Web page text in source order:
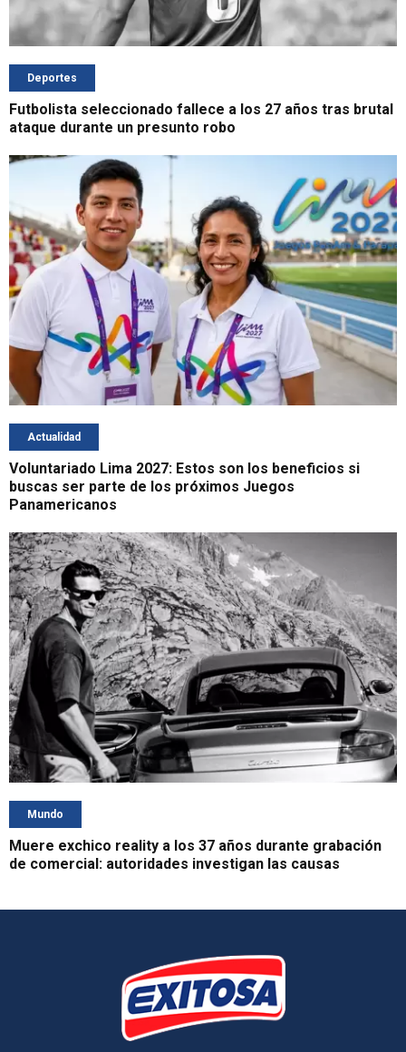
Deportes
Futbolista seleccionado fallece a los 27 años tras brutal
ataque durante un presunto robo
Actualidad
Voluntariado Lima 2027: Estos son los beneficios si
buscas ser parte de los próximos Juegos
Panamericanos
Mundo
Muere exchico reality a los 37 años durante grabación
de comercial: autoridades investigan las causas